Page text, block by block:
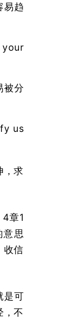
易趋
your
被分
us
，求
4章1
意思
收信
是可
，不